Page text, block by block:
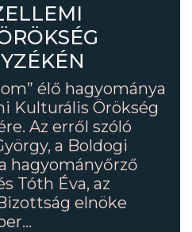
élő hagyománya
Kulturális Örökség
Az erről szóló
a Boldogi
hagyományőrző
Tóth Éva, az
elnöke